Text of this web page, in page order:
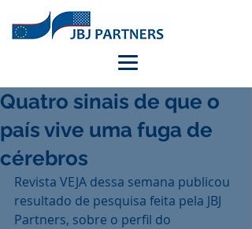
Quatro sinais de que o
país vive uma fuga de
cérebros
Revista VEJA dessa semana publicou
resultado de pesquisa feita pela JBJ
Partners, sobre o perfil do